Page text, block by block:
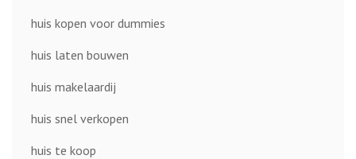
huis kopen voor dummies
huis laten bouwen
huis makelaardij
huis snel verkopen
huis te koop